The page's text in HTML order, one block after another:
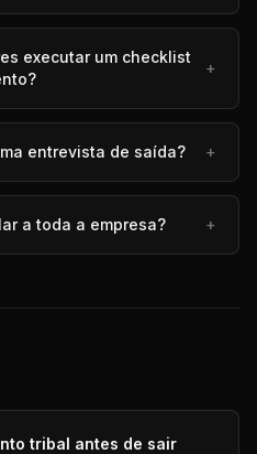
executar um checklist
+
entrevista de saída? +
a toda a empresa? +
tribal antes de sair